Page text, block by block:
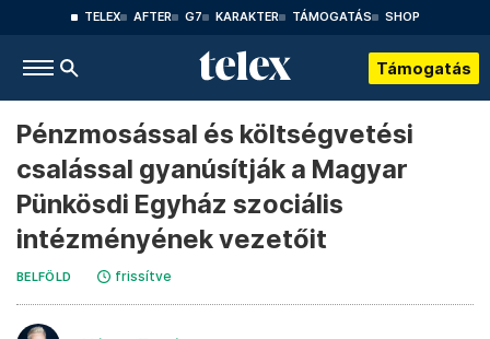
TELEX AFTER G7 KARAKTER TÁMOGATÁS SHOP
Támogatás
Pénzmosással és költségvetési
csalással gyanúsítják a Magyar
Pünkösdi Egyház szociális
intézményének vezetőit
BELFÖLD frissítve